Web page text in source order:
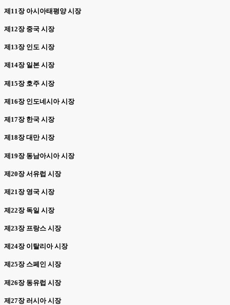
제11장 아시아태평양 시장
제12장 중국 시장
제13장 인도 시장
제14장 일본 시장
제15장 호주 시장
제16장 인도네시아 시장
제17장 한국 시장
제18장 대만 시장
제19장 동남아시아 시장
제20장 서유럽 시장
제21장 영국 시장
제22장 독일 시장
제23장 프랑스 시장
제24장 이탈리아 시장
제25장 스페인 시장
제26장 동유럽 시장
제27장 러시아 시장